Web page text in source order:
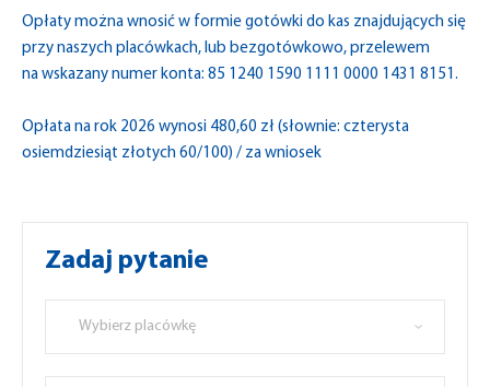
Opłaty można wnosić w formie gotówki do kas znajdujących się
przy naszych placówkach, lub bezgotówkowo, przelewem
na wskazany numer konta: 85 1240 1590 1111 0000 1431 8151.
Opłata na rok 2026 wynosi 480,60 zł (słownie: czterysta
osiemdziesiąt złotych 60/100) / za wniosek
Zadaj pytanie
Wybierz placówkę